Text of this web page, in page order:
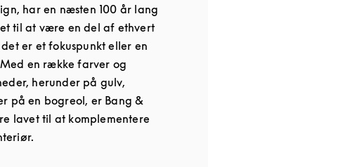
har en næsten 100 år lang
til at være en del af ethvert
er et fokuspunkt eller en
en række farver og
herunder på gulv,
på en bogreol, er Bang &
lavet til at komplementere